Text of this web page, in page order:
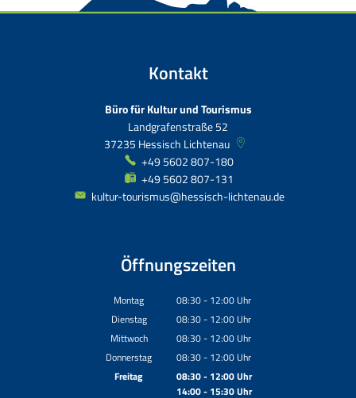
Kontakt
Büro für Kultur und Tourismus
Landgrafenstraße 52
37235 Hessisch Lichtenau
+49 5602 807-180
+49 5602 807-131
kultur-tourismus@hessisch-lichtenau.de
Öffnungszeiten
Montag 08:30- 12:00 Uhr
Von 08:30 bis 12:00 Uhr
Dienstag 08:30- 12:00 Uhr
Von 08:30 bis 12:00 Uhr
Mittwoch 08:30- 12:00 Uhr
Von 08:30 bis 12:00 Uhr
Donnerstag 08:30- 12:00 Uhr
Von 08:30 bis 12:00 Uhr
Freitag 08:30- 12:00Uhr
Von 08:30 bis 12:00 Uhr
14:00- 15:30Uhr